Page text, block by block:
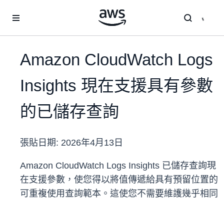
Amazon CloudWatch Logs
Insights 現在支援具有參數
的已儲存查詢
張貼日期: 2026年4月13日
Amazon CloudWatch Logs Insights 已儲存查詢現
在支援參數，使您得以將值傳遞給具有預留位置的
可重複使用查詢範本。這使您不需要維護幾乎相同